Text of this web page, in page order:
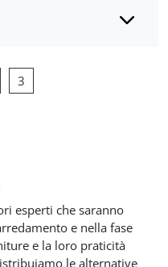
3
esperti che saranno
e nella fase
e la loro praticità
le alternative